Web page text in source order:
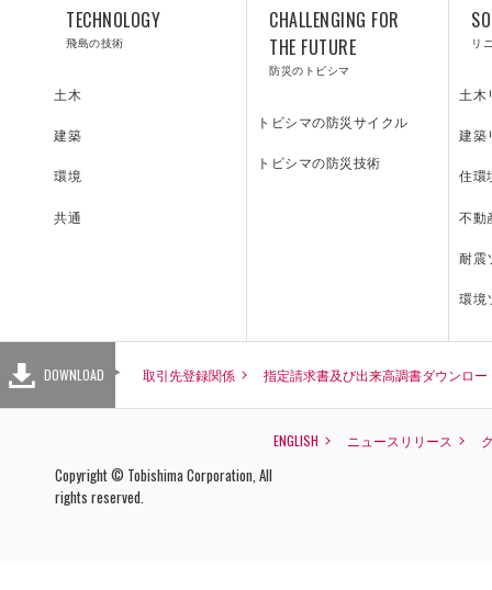
INQUIRY
株式会社E&CS
TECHNOLOGY
飛島の技術
土木
建築
環境
共通
CHALLENGING FOR
THE FUTURE
防災のトビシマ
トビシマの防災サイクル
トビシマの防災技術
リ
土木
建築
住環
不動
耐震
環境
DOWNLOAD 取引先登録関係 指定請求書及び出来高調書ダウンロ
ENGLISH ニュースリリース
Copyright © Tobishima Corporation, All
rights reserved.